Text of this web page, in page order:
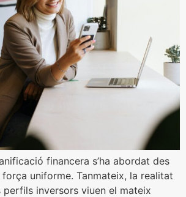
financera s’ha abordat des
força uniforme. Tanmateix, la realitat
inversors viuen el mateix